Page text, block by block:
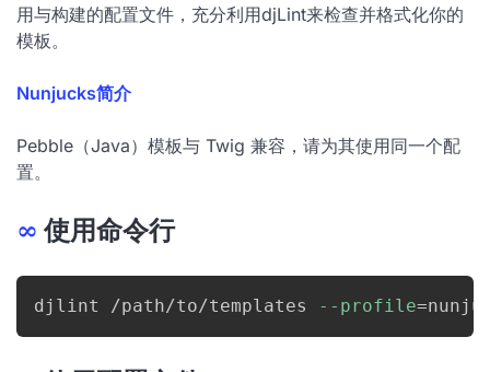
用与构建的配置文件，充分利用djLint来检查并格式化你的
模板。
Nunjucks简介
Pebble（Java）模板与 Twig 兼容，请为其使用同一个配
置。
∞ 使用命令行
djlint /path/to/templates --profile=